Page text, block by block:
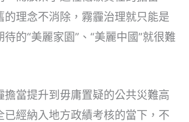
的理念不消除，霧霾治理就只能是
的“美麗家園”、“美麗中國”就很難
擔當提升到毋庸置疑的公共災難高
已經納入地方政績考核的當下，不